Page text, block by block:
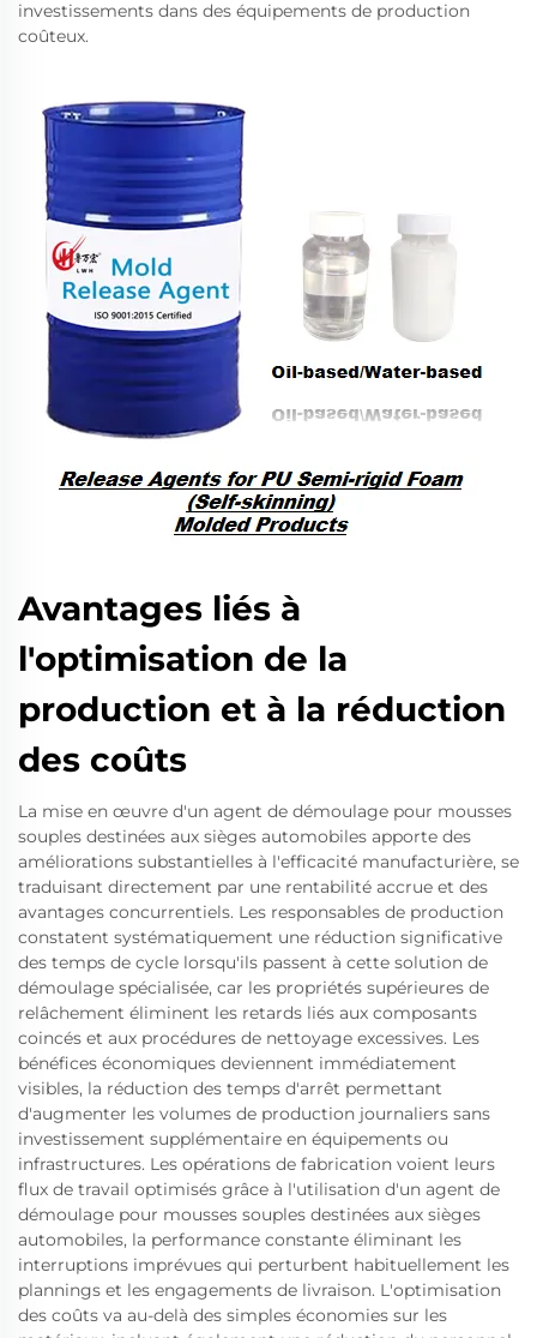
investissements dans des équipements de production
coûteux.
Avantages liés à
l'optimisation de la
production et à la réduction
des coûts
La mise en œuvre d'un agent de démoulage pour mousses
souples destinées aux sièges automobiles apporte des
améliorations substantielles à l'efficacité manufacturière, se
traduisant directement par une rentabilité accrue et des
avantages concurrentiels. Les responsables de production
constatent systématiquement une réduction significative
des temps de cycle lorsqu'ils passent à cette solution de
démoulage spécialisée, car les propriétés supérieures de
relâchement éliminent les retards liés aux composants
coincés et aux procédures de nettoyage excessives. Les
bénéfices économiques deviennent immédiatement
visibles, la réduction des temps d'arrêt permettant
d'augmenter les volumes de production journaliers sans
investissement supplémentaire en équipements ou
infrastructures. Les opérations de fabrication voient leurs
flux de travail optimisés grâce à l'utilisation d'un agent de
démoulage pour mousses souples destinées aux sièges
automobiles, la performance constante éliminant les
interruptions imprévues qui perturbent habituellement les
plannings et les engagements de livraison. L'optimisation
des coûts va au-delà des simples économies sur les